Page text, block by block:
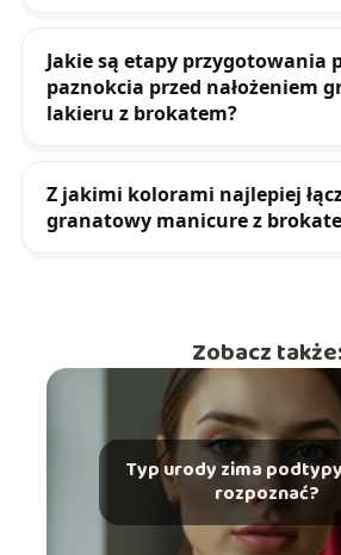
Jakie są etapy przygotowania
paznokcia przed nałożeniem
lakieru z brokatem?
Z jakimi kolorami najlepiej
granatowy manicure z
Zobacz także:
Typ urody zima
rozpoznać?